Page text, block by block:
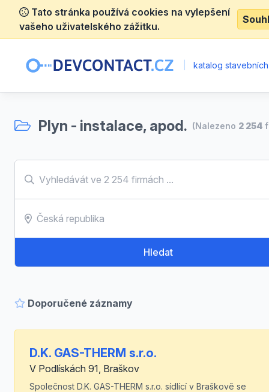
Tato stránka používá cookies na vylepšení
vašeho uživatelského zážitku.
katalog
Plyn - instalace, apod. (Nalezeno 2 254
Hledat
Doporučené záznamy
D.K. GAS-THERM s.r.o.
V Podlískách 91, Braškov
Společnost D.K. GAS-THERM s.r.o. sídlící v Braškově se